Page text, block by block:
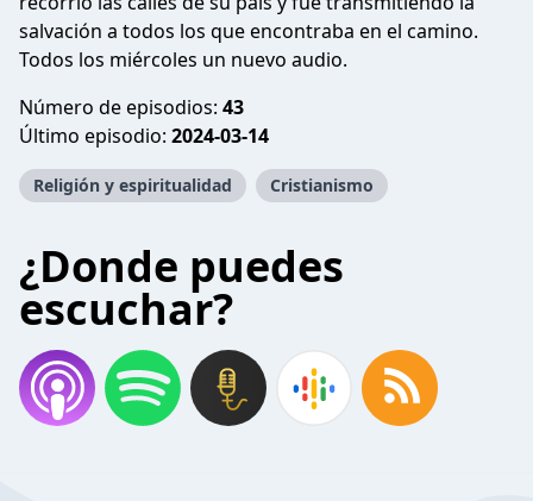
salvación a todos los que encontraba en el camino.
Todos los miércoles un nuevo audio.
Número de episodios: 43
Último episodio: 2024-03-14
Religión y espiritualidad Cristianismo
¿Donde puedes
escuchar?